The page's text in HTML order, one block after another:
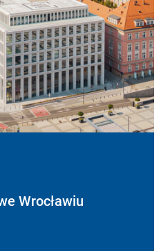
Wrocławiu